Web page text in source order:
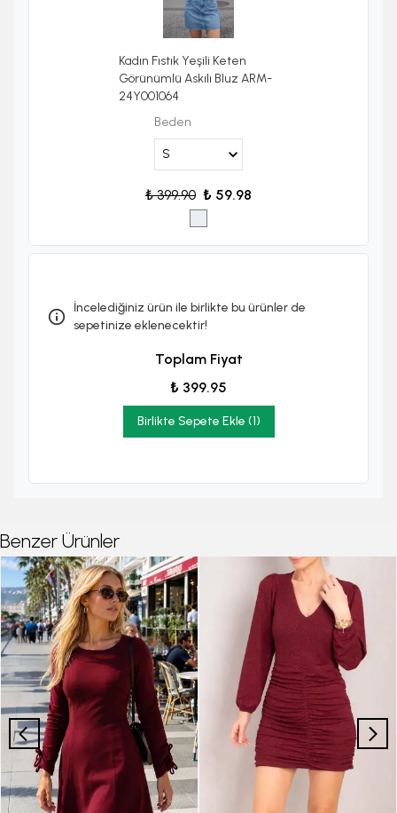
Kadın Fıstık Yeşili Keten
Görünümlü Askılı Bluz ARM-
24Y001064
Beden
₺ 399.90 ₺ 59.98
İncelediğiniz ürün ile birlikte bu ürünler de
sepetinize eklenecektir!
Toplam Fiyat
₺ 399.95
Birlikte Sepete Ekle (1)
Benzer Ürünler